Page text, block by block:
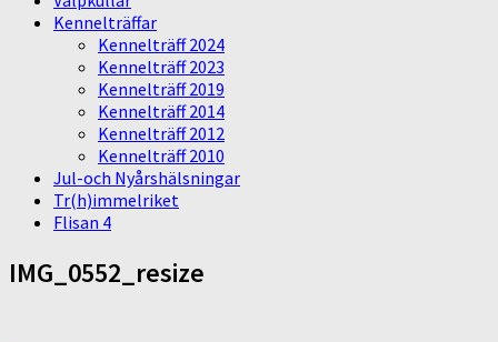
Kennelträffar
Kennelträff 2024
Kennelträff 2023
Kennelträff 2019
Kennelträff 2014
Kennelträff 2012
Kennelträff 2010
Jul-och Nyårshälsningar
Tr(h)immelriket
Flisan 4
IMG_0552_resize